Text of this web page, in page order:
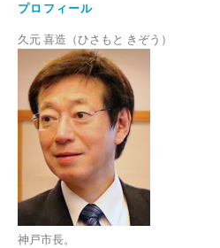
プロフィール
久元 喜造（ひさもと きぞう）
神戸市長。